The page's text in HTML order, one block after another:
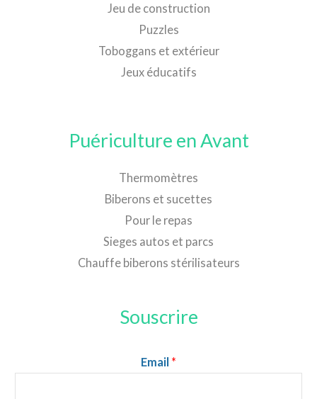
Jeu de construction
Puzzles
Toboggans et extérieur
Jeux éducatifs
Puériculture en Avant
Thermomètres
Biberons et sucettes
Pour le repas
Sieges autos et parcs
Chauffe biberons stérilisateurs
Souscrire
Email *